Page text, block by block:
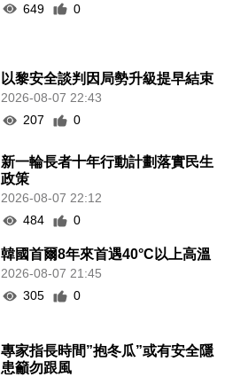
649
0
以黎安全談判因局勢升級提早結束
2026-08-07 22:43
207
0
新一輪長者十年行動計劃落實民生
政策
2026-08-07 22:12
484
0
韓國首爾8年來首遇40°C以上高溫
2026-08-07 21:45
305
0
專家指長時間”抱冬瓜”或有安全隱
患籲勿跟風